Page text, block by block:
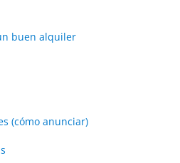
buen alquiler
(cómo anunciar)